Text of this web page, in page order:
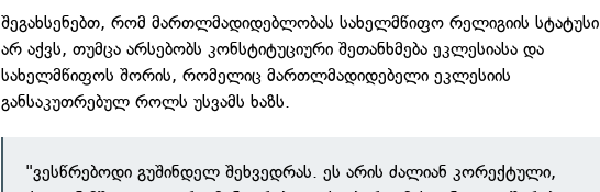
შეგახსენებთ, რომ მართლმადიდებლობას სახელმწიფო რელიგიის სტატუსი
არ აქვს, თუმცა არსებობს კონსტიტუციური შეთანხმება ეკლესიასა და
სახელმწიფოს შორის, რომელიც მართლმადიდებელი ეკლესიის
განსაკუთრებულ როლს უსვამს ხაზს.
"ვესწრებოდი გუშინდელ შეხვედრას. ეს არის ძალიან კორექტული,